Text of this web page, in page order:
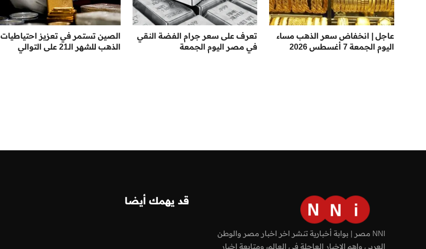
عاجل | انخفاض سعر الذهب مساء
اليوم الجمعة 7 أغسطس 2026
تعرف على سعر جرام الفضة النقي
في مصر اليوم الجمعة
الصين تستمر في تعزيز احتياطيات
الذهب للشهر الـ21 على التوالي
NNI مصر | بوابة أخبارية تنشر اخر اخبار مصر والوطن
العربي واهم الاخبار العاجلة في العالم، ومتابعة اخبار
قد يهمك أيضا